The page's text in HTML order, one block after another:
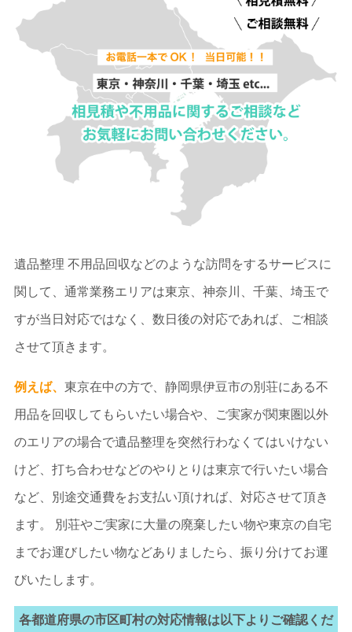
遺品整理 不用品回収などのような訪問をするサービスに
関して、通常業務エリアは東京、神奈川、千葉、埼玉で
すが当日対応ではなく、数日後の対応であれば、ご相談
させて頂きます。
例えば、 東京在中の方で、静岡県伊豆市の別荘にある不
用品を回収してもらいたい場合や、ご実家が関東圏以外
のエリアの場合で遺品整理を突然行わなくてはいけない
けど、打ち合わせなどのやりとりは東京で行いたい場合
など、別途交通費をお支払い頂ければ、対応させて頂き
ます。 別荘やご実家に大量の廃棄したい物や東京の自宅
までお運びしたい物などありましたら、振り分けてお運
びいたします。
各都道府県の市区町村の対応情報は以下よりご確認くだ